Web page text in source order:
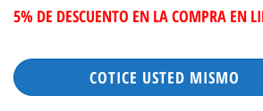
5% DE DESCUENTO EN LA COMPRA EN
COTICE USTED MISMO